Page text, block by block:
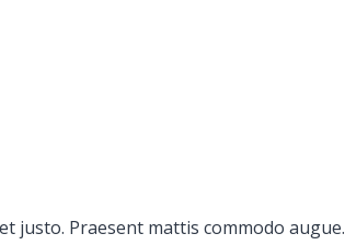
justo. Praesent mattis commodo augue.